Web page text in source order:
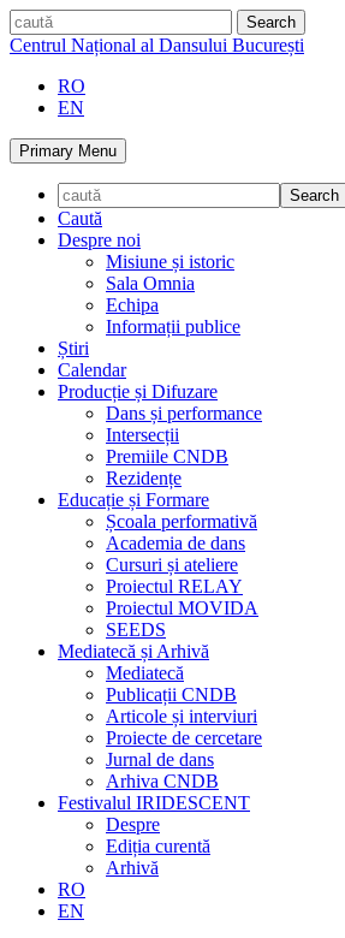
Skip
to
caută
Centrul Național al Dansului București
RO
EN
Primary Menu
Caută
Despre noi
Misiune și istoric
Sala Omnia
Echipa
Informații publice
Știri
Calendar
Producție și Difuzare
Dans și performance
Intersecții
Premiile CNDB
Rezidențe
Educație și Formare
Școala performativă
Academia de dans
Cursuri și ateliere
Proiectul RELAY
Proiectul MOVIDA
SEEDS
Mediatecă și Arhivă
Mediatecă
Publicații CNDB
Articole și interviuri
Proiecte de cercetare
Jurnal de dans
Arhiva CNDB
Festivalul IRIDESCENT
Despre
Ediția curentă
Arhivă
RO
EN